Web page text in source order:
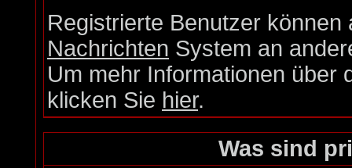
Registrierte Benutzer
Nachrichten System an
Um mehr Informationen über
klicken Sie hier.
Was sind